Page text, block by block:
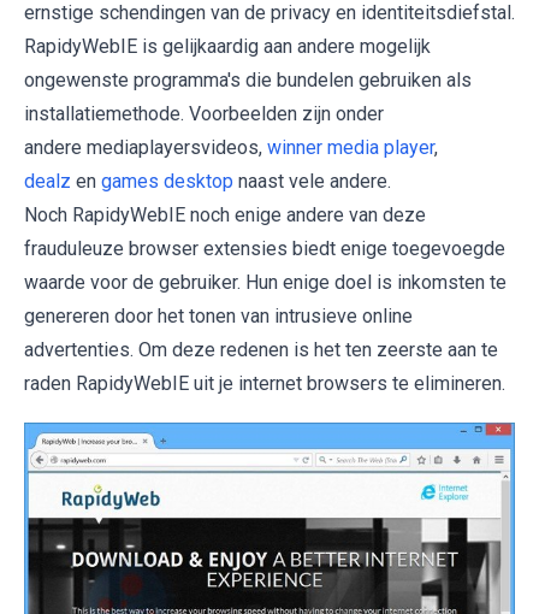
ernstige schendingen van de privacy en identiteitsdiefstal.
RapidyWebIE is gelijkaardig aan andere mogelijk
ongewenste programma's die bundelen gebruiken als
installatiemethode. Voorbeelden zijn onder
andere mediaplayersvideos, winner media player,
dealz en games desktop naast vele andere.
Noch RapidyWebIE noch enige andere van deze
frauduleuze browser extensies biedt enige toegevoegde
waarde voor de gebruiker. Hun enige doel is inkomsten te
genereren door het tonen van intrusieve online
advertenties. Om deze redenen is het ten zeerste aan te
raden RapidyWebIE uit je internet browsers te elimineren.